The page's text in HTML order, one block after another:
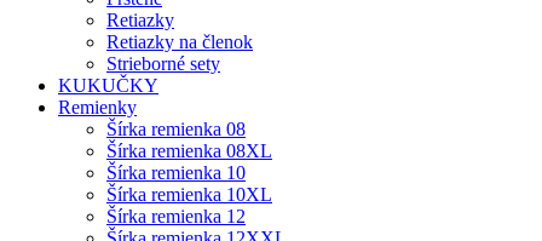
Retiazky
Retiazky na členok
Strieborné sety
KUKUČKY
Remienky
Šírka remienka 08
Šírka remienka 08XL
Šírka remienka 10
Šírka remienka 10XL
Šírka remienka 12